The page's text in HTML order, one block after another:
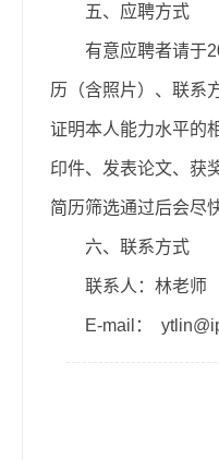
五、应聘方式
有意应聘者请于
历（含照片）、联系
证明本人能力水平的
印件、发表论文、获
简历筛选通过后会尽
六、联系方式
联系人：林老师
E-mail：